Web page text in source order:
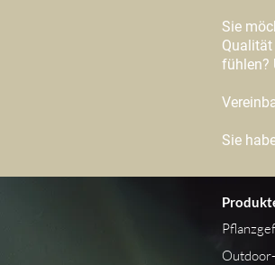
Sie
fühlen?
Sie